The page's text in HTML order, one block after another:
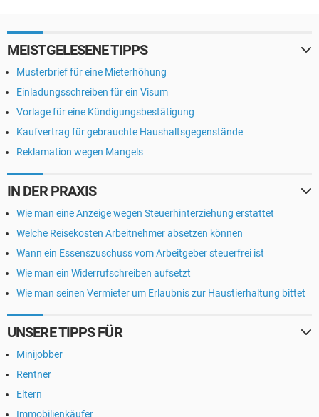
MEISTGELESENE TIPPS
Musterbrief für eine Mieterhöhung
Einladungsschreiben für ein Visum
Vorlage für eine Kündigungsbestätigung
Kaufvertrag für gebrauchte Haushaltsgegenstände
Reklamation wegen Mangels
IN DER PRAXIS
Wie man eine Anzeige wegen Steuerhinterziehung erstattet
Welche Reisekosten Arbeitnehmer absetzen können
Wann ein Essenszuschuss vom Arbeitgeber steuerfrei ist
Wie man ein Widerrufschreiben aufsetzt
Wie man seinen Vermieter um Erlaubnis zur Haustierhaltung bittet
UNSERE TIPPS FÜR
Minijobber
Rentner
Eltern
Immobilienkäufer